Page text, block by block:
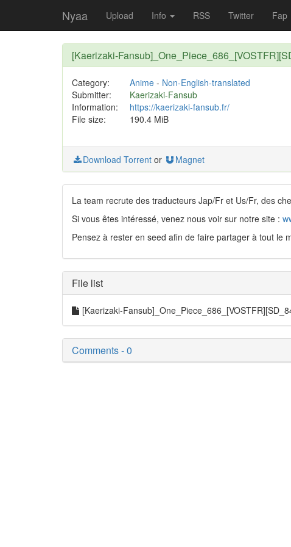
Nyaa Upload Info RSS Twitter Fap
[Kaerizaki-
Category: Anime- Non-English-translated
Submitter:
Kaerizaki-Fansub
Information:
https://kaerizaki-fansub.fr/
File size:
190.4 MiB
Download Torrent or Magnet
La team recrute des traducteurs Jap/Fr et Us/Fr, des
Si vous êtes intéressé, venez nous voir sur notre site :
Pensez à rester en seed afin de faire partager à tout le
File list
[Kaerizaki-
Comments - 0